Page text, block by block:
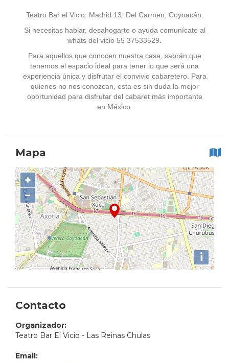
Teatro Bar el Vicio. Madrid 13. Del Carmen, Coyoacán.
Si necesitas hablar, desahogarte o ayuda comunícate al
whats del vicio 55 37533529.
Para aquellos que conocen nuestra casa, sabrán que
tenemos el espacio ideal para tener lo que será una
experiencia única y disfrutar el convivio cabaretero. Para
quienes no nos conozcan, esta es sin duda la mejor
oportunidad para disfrutar del cabaret más importante
en México.
Mapa
+
−
i
Contacto
Organizador:
Teatro Bar El Vicio - Las Reinas Chulas
Email: